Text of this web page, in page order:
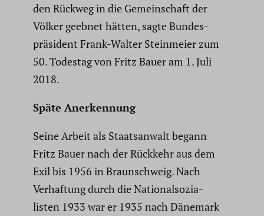
den Rückweg in die Gemein­schaft der
Völker geebnet hätten, sagte Bundes­
prä­si­dent Frank-Walter Stein­meier zum
50. Todestag von Fritz Bauer am 1. Juli
2018.
Späte Anerken­nung
Seine Arbeit als Staats­an­walt begann
Fritz Bauer nach der Rückkehr aus dem
Exil bis 1956 in Braun­schweig. Nach
Verhaf­tung durch die Natio­nal­so­zia­
listen 1933 war er 1935 nach Dänemark